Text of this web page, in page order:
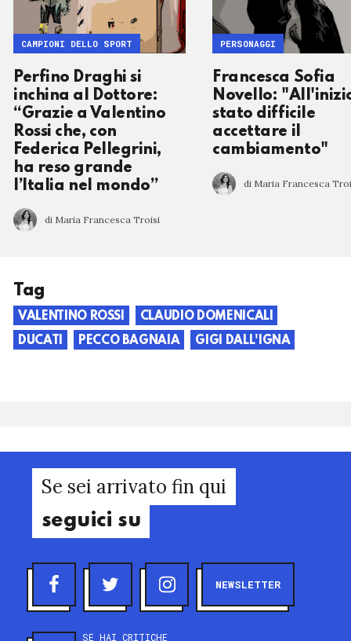
Perfino Draghi si
inchina al Dottore:
“Grazie a Valentino
Rossi che, con
Federica Pellegrini,
ha reso grande
l’Italia nel mondo”
di Maria Francesca Troisi
CAMPIONI DELLO SPORT
Francesca Sofia
Novello:
stato difficile
accettare il
cambiamento"
di Maria Francesca
PERSONAGGI
Tag
VALENTINO ROSSI
CLAUDIO DOMENICALI
DUCATI
PECCO BAGNAIA GIGI DALL'IGNA
Se sei arrivato fin qui
seguici su
NEWSLETTER
SE HAI CRITICHE